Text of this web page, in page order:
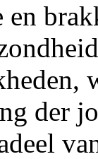
en
der